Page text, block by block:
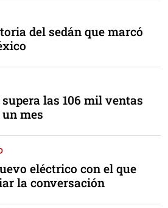
del sedán que marcó
las 106 mil ventas
mes
eléctrico con el que
la conversación